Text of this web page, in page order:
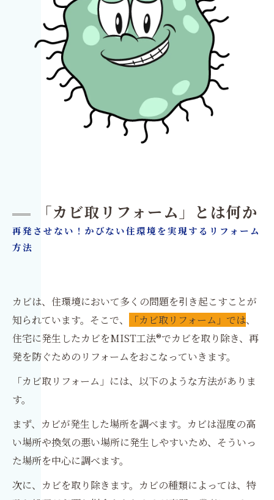
「カビ取リフォーム」とは何か
再発させない！かびない住環境を実現するリフォーム
方法
カビは、住環境において多くの問題を引き起こすことが
知られています。そこで、
「カビ取リフォーム」では、
住宅に発生したカビをMIST工法®でカビを取り除き、再
発を防ぐためのリフォームをおこなっていきます。
「カビ取リフォーム」には、以下のような方法がありま
す。
まず、カビが発生した場所を調べます。カビは湿度の高
い場所や換気の悪い場所に発生しやすいため、そういっ
た場所を中心に調べます。
次に、カビを取り除きます。カビの種類によっては、特